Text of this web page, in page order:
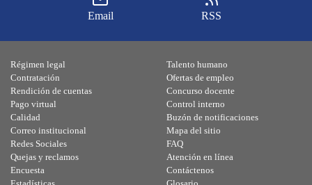
Email RSS
Régimen legal
Contratación
Rendición de cuentas
Pago virtual
Calidad
Talento humano
Ofertas de empleo
Concurso docente
Control interno
Buzón de notificaciones
Correo institucional
Redes Sociales
Quejas y reclamos
Encuesta
Mapa del sitio
FAQ
Atención en línea
Contáctenos